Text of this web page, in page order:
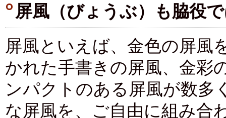
屏風（びょうぶ）も脇役
屏風といえば、金色の屏風
かれた手書きの屏風、金彩
ンパクトのある屏風が数多
な屏風を、ご自由に組み合